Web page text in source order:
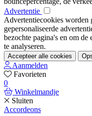
Advertentie
Advertentiecookies worden
gepersonaliseerde
bezochte pagina's en om
te analyseren.
Accepteer alle cookies
Aanmelden
Favorieten
0
Winkelmandje
Sluiten
Accordeons